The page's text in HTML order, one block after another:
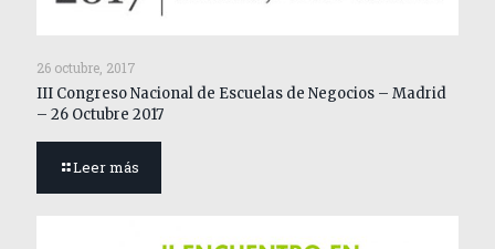
26 octubre, 2017
III Congreso Nacional de Escuelas de Negocios – Madrid
– 26 Octubre 2017
Leer más